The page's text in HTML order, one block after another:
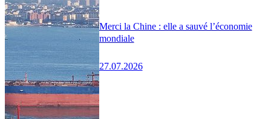
Merci la Chine : elle a sauvé l’économie
mondiale
27.07.2026